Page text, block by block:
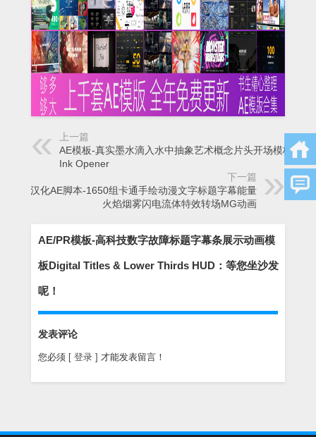
上一篇
AE模板-真实墨水滴入水中抽象艺术概念片头开场模板The
Ink Opener
下一篇
中文汉化AE脚本-1650组卡通手绘动漫文字标题字幕能量
火焰烟雾闪电流体特效转场MG动画
AE/PR模板-高科技数字故障标题字幕条展示动画模
板Digital Titles & Lower Thirds HUD：等您坐沙发
呢！
发表评论
您必须 [ 登录 ] 才能发表留言！